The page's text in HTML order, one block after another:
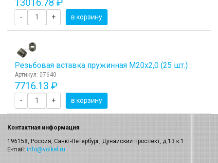
13016.78 ₽
- + в корзину
Резьбовая вставка пружинная M20x2,0 (25 шт.)
Артикул: 07640
7716.13 ₽
- + в корзину
Контактная информация
196158, Россия, Санкт-Петербург, Дунайский проспект, д.13 к.1
E-mail: info@volkel.ru